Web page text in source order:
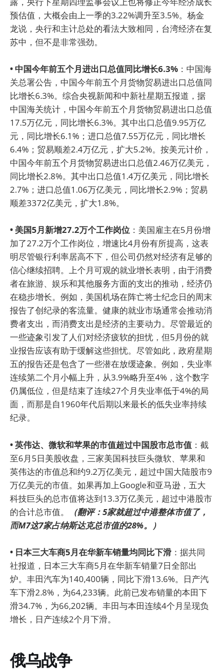
预估值，大概会由上一季的3.22%调升至3.5%。杨金
龙说，央行和主计总处的看法大致相同，台湾经济在复
苏中，但不是非常强劲。
• 中国今年前五个月进出口总值同比增长6.3% ：中国海
关总署公告，中国今年前五个月货物贸易进出口总值同
比增长6.3%。综合央视新闻和中新社星期五报道，据
中国海关统计，中国今年前五个月货物贸易进出口总值
17.5万亿元，同比增长6.3%。其中出口总值9.95万亿
元，同比增长6.1%；进口总值7.55万亿元，同比增长
6.4%；贸易顺差2.4万亿元，扩大5.2%。按美元计价，
中国今年前五个月货物贸易进出口总值2.46万亿美元，
同比增长2.8%。其中出口总值1.4万亿美元，同比增长
2.7%；进口总值1.06万亿美元，同比增长2.9%；贸易
顺差3372亿美元，扩大1.8%。
• 美国5月新增27.2万个工作岗位 ：美国雇主在5月份增
加了27.2万个工作岗位，增速比4月份有所提高，这表
明尽管银行利率居高不下，但公司仍然对经济有足够的
信心继续招聘。上个月可观的就业增长表明，由于消费
者在旅游、娱乐和其他服务方面的支出的推动，经济仍
在稳步增长。例如，美国机场在阵亡将士纪念日的周末
报告了创纪录的客流量。健康的就业市场通常会推动消
费者支出，而消费支出是经济的主要动力。尽管最近的
一些迹象引发了人们对经济疲软的担忧，但5月份的就
业报告应该有助于缓解这些担忧。尽管如此，政府星期
五的报告还是包含了一些潜在放缓迹象。例如，失业率
连续第二个月小幅上升，从3.9%略升至4%，这个数字
仍属低位，但是结束了连续27个月失业率低于4%的局
面，而那是自1960年代后期以来最长的低失业率持续
纪录。
• 英伟达、微软和苹果的市值超过中国股市总市值 ：截
至6月5日美股收盘，三家美国科技巨头微软、苹果和
英伟达的市值总和约9.2万亿美元，超过中国大陆股市9
万亿美元的市值。如果再加上Google和亚马逊，五大
科技巨头的总市值将达到13.3万亿美元，超过中港股市
的合计总市值。
（翻评：5家就超过中港整体市值了，
而M7这7家占纳斯达克总市值的28%。）
• 日本三大车商5月在华新车销量均同比下滑 ：据共同
社报道，日本三大车商5月在华新车销量7日全部出
炉。丰田汽车为140,400辆，同比下滑13.6%。日产汽
车下滑2.8%，为64,233辆。此前已发布销量的本田下
滑34.7%，为66,202辆。丰田与本田连续4个月呈现负
增长，日产连续2个月下滑。
俄乌战争